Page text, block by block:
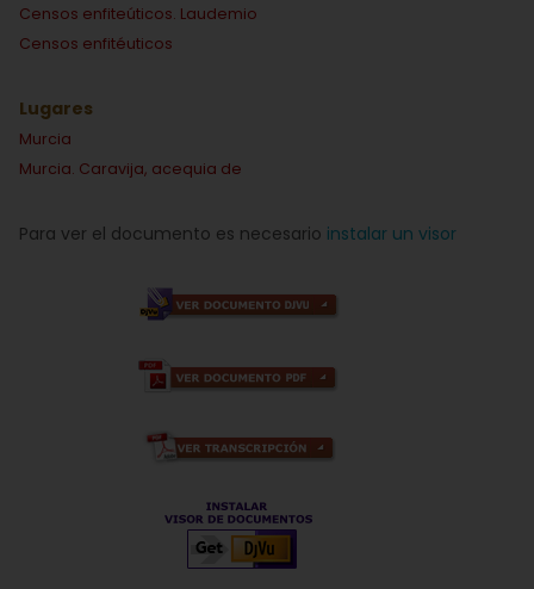
Para ver el documento es necesario instalar un visor
Censos enfiteúticos. Laudemio
Censos enfitéuticos
Lugares
Murcia
Murcia. Caravija, acequia de